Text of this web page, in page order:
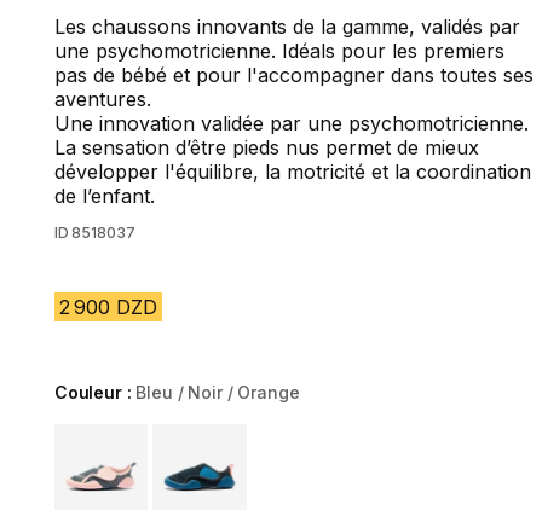
Les chaussons innovants de la gamme, validés par
une psychomotricienne. Idéals pour les premiers
pas de bébé et pour l'accompagner dans toutes ses
aventures.
Une innovation validée par une psychomotricienne.
La sensation d’être pieds nus permet de mieux
développer l'équilibre, la motricité et la coordination
de l’enfant.
ID 8518037
2 900 DZD
Couleur : Bleu / Noir / Orange